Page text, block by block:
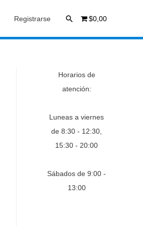
Registrarse Buscar$0,00
Horarios de
atención:
Luneas a viernes
de 8:30 - 12:30,
15:30 - 20:00
Sábados de 9:00 -
13:00